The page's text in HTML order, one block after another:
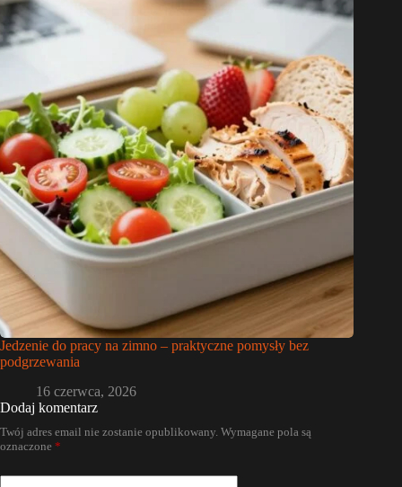
Jedzenie do pracy na zimno – praktyczne pomysły bez
podgrzewania
16 czerwca, 2026
Dodaj komentarz
Twój adres email nie zostanie opublikowany. Wymagane pola są
oznaczone *